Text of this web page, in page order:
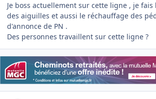
Je boss actuellement sur cette ligne , je
des aiguilles et aussi le réchauffage des
d'annonce de PN .
Des personnes travaillent sur cette ligne ?